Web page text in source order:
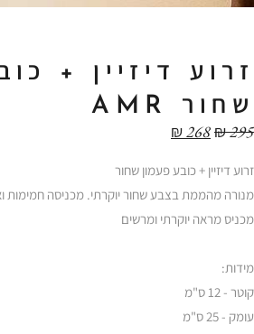
זרוע דיזיין +
שחור AMR
₪295
₪268
זרוע דיזיין + כובע פעמון שחור
מנורה מהממת בצבע שחור יוקרתי. מכניסה חמימות
מכניס מראה יוקרתי ומרשים
מידות:
קוטר - 12 ס"מ
עומק - 25 ס"מ